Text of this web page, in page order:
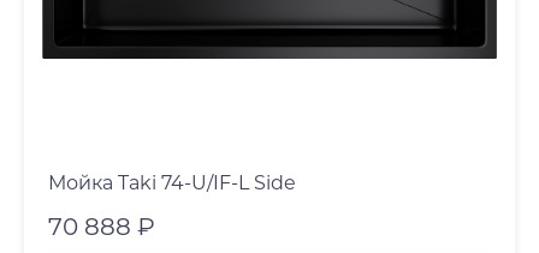
Мойка Taki 74-U/IF-L Side
70 888 ₽